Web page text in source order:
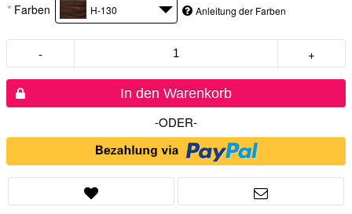
* Farben H-130 Anleitung der Farben
- +
In den Warenkorb
-ODER-